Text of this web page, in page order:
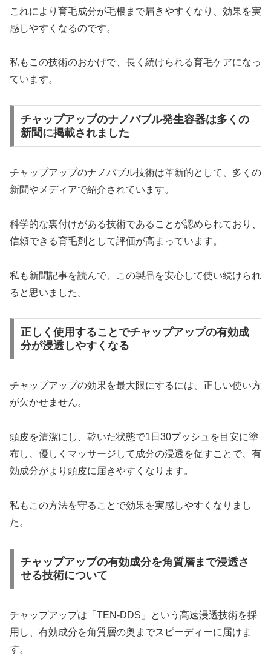
これにより育毛成分が毛根まで届きやすくなり、効果を実
感しやすくなるのです。
私もこの技術のおかげで、長く続けられる育毛ケアになっ
ています。
チャップアップのナノバブル発生容器は多くの
新聞に掲載されました
チャップアップのナノバブル技術は革新的として、多くの
新聞やメディアで紹介されています。
科学的な裏付けがある技術であることが認められており、
信頼できる育毛剤として評価が高まっています。
私も新聞記事を読んで、この製品を安心して使い続けられ
ると思いました。
正しく使用することでチャップアップの有効成
分が浸透しやすくなる
チャップアップの効果を最大限にするには、正しい使い方
が欠かせません。
頭皮を清潔にし、乾いた状態で1日30プッシュを目安に塗
布し、優しくマッサージして成分の浸透を促すことで、有
効成分がより頭皮に届きやすくなります。
私もこの方法を守ることで効果を実感しやすくなりまし
た。
チャップアップの有効成分を角質層まで浸透さ
せる技術について
チャップアップは「TEN-DDS」という高速浸透技術を採
用し、有効成分を角質層の奥までスピーディーに届けま
す。